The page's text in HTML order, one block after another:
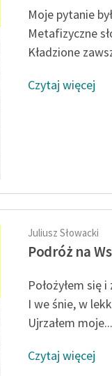
Moje pytanie
Metafizyczne
Kładzione
Czytaj więcej
Juliusz Słowacki
Podróż na
Położyłem się
I we śnie, w
Ujrzałem moje...
Czytaj więcej